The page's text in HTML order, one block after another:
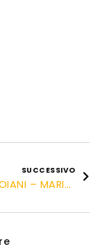
SUCCESSIVO
FABRIZIO BOIANI – MARITO IN AFFITTO MILANO PROV EST